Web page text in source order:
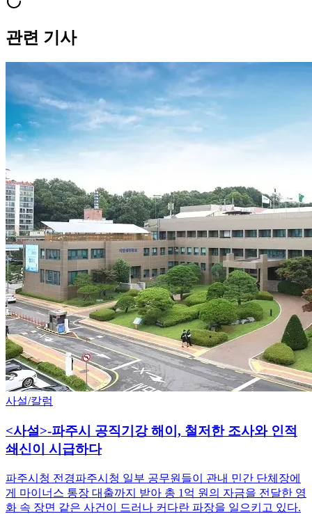
관련 기사
사설/칼럼
<사설>-파주시 공직기강 해이, 철저한 조사와 인적
쇄신이 시급하다
파주시청 전경파주시청 일부 공무원들이 관내 민간 단체장에
게 마이너스 통장 대출까지 받아 총 1억 원의 자금을 전달한 영
화 속 장면 같은 사건이 드러나 커다란 파장을 일으키고 있다.